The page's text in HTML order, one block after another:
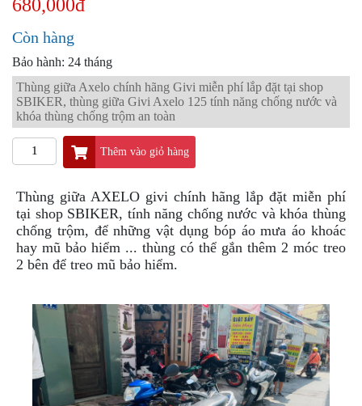
ĐỒ
PG1
PHỤ
KIỆN
YAMAHA
PG-
GIVI
ZR
ĐỒ
CHƠI
XE
KIỆN
XSR
155
MƯA
GIVI
680,000đ
Còn hàng
Bảo hành: 24 tháng
Thùng giữa Axelo chính hãng Givi miễn phí lắp đặt tại shop
SBIKER, thùng giữa Givi Axelo 125 tính năng chống nước và
khóa thùng chống trộm an toàn
Thêm vào giỏ hàng
Thùng giữa AXELO givi chính hãng lắp đặt miễn phí
tại shop SBIKER, tính năng chống nước và khóa thùng
chống trộm, để những vật dụng bóp áo mưa áo khoác
hay mũ bảo hiểm ... thùng có thể gắn thêm 2 móc treo
2 bên để treo mũ bảo hiểm.